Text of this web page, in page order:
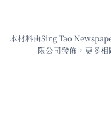
本材料由Sing Tao
限公司發佈，更多